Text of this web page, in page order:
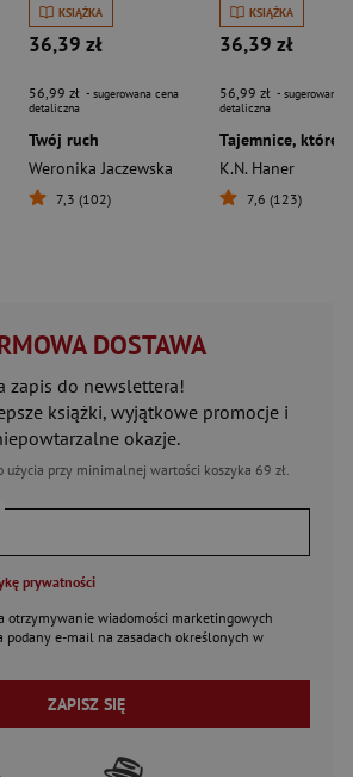
KSIĄŻKA
36,39 zł
56,99 zł - sugerowana cena
detaliczna
Twój ruch
Weronika Jaczewska
7,3 (102)
KSIĄŻKA
36,39 zł
56,99 zł - sugerowana
detaliczna
K.N. Haner
7,6 (123)
DOSTAWA
zapis do newslettera!
książki, wyjątkowe promocje i
okazje.
użycia przy minimalnej wartości koszyka 69 zł.
prywatności
otrzymywanie wiadomości marketingowych
podany e-mail na zasadach określonych w
ZAPISZ SIĘ